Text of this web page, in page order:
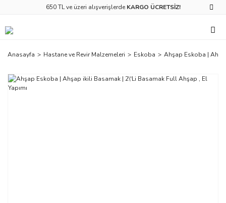
650 TL ve üzeri alışverişlerde KARGO ÜCRETSİZ!
Anasayfa Hastane ve Revir Malzemeleri Eskoba Ahşap Eskoba |